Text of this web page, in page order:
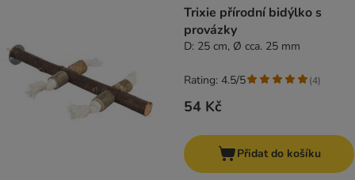
Trixie přírodní bidýlko s
provázky
D: 25 cm, Ø cca. 25 mm
54 Kč
Rating: 4.5/5 (4)
Přidat do košíku